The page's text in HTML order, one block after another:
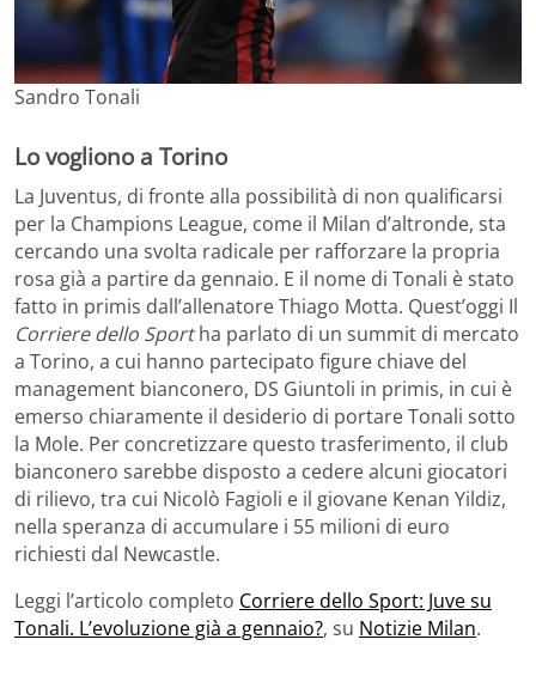
Sandro Tonali
Lo vogliono a Torino
La Juventus, di fronte alla possibilità di non qualificarsi
per la Champions League, come il Milan d’altronde, sta
cercando una svolta radicale per rafforzare la propria
rosa già a partire da gennaio. E il nome di Tonali è stato
fatto in primis dall’allenatore Thiago Motta. Quest’oggi Il
Corriere dello Sportha parlato di un summit di mercato
a Torino, a cui hanno partecipato figure chiave del
management bianconero, DS Giuntoli in primis, in cui è
emerso chiaramente il desiderio di portare Tonali sotto
la Mole. Per concretizzare questo trasferimento, il club
bianconero sarebbe disposto a cedere alcuni giocatori
di rilievo, tra cui Nicolò Fagioli e il giovane Kenan Yildiz,
nella speranza di accumulare i 55 milioni di euro
richiesti dal Newcastle.
Leggi l’articolo completo Corriere dello Sport: Juve su
Tonali. L’evoluzione già a gennaio?, su Notizie Milan.